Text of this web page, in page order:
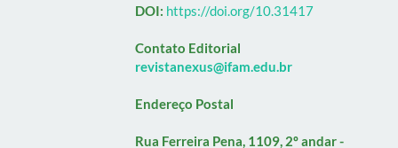
DOI: https://doi.org/10.31417
Contato Editorial
revistanexus@ifam.edu.br
Endereço Postal
Rua Ferreira Pena, 1109, 2º andar -